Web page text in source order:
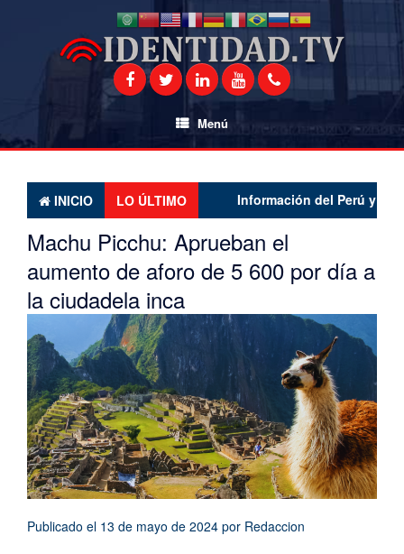
Menú
INICIO LO ÚLTIMO Información del Perú y el
Machu Picchu: Aprueban el
aumento de aforo de 5 600 por día a
la ciudadela inca
Publicado el 13 de mayo de 2024 por Redaccion